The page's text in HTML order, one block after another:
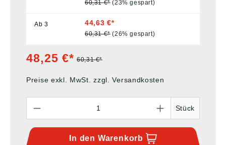
60,31 €* (23% gespart)
Ab 3 44,63 €*
60,31 €* (26% gespart)
48,25 €* 60,31 €*
Preise exkl. MwSt. zzgl. Versandkosten
Stück
In den Warenkorb